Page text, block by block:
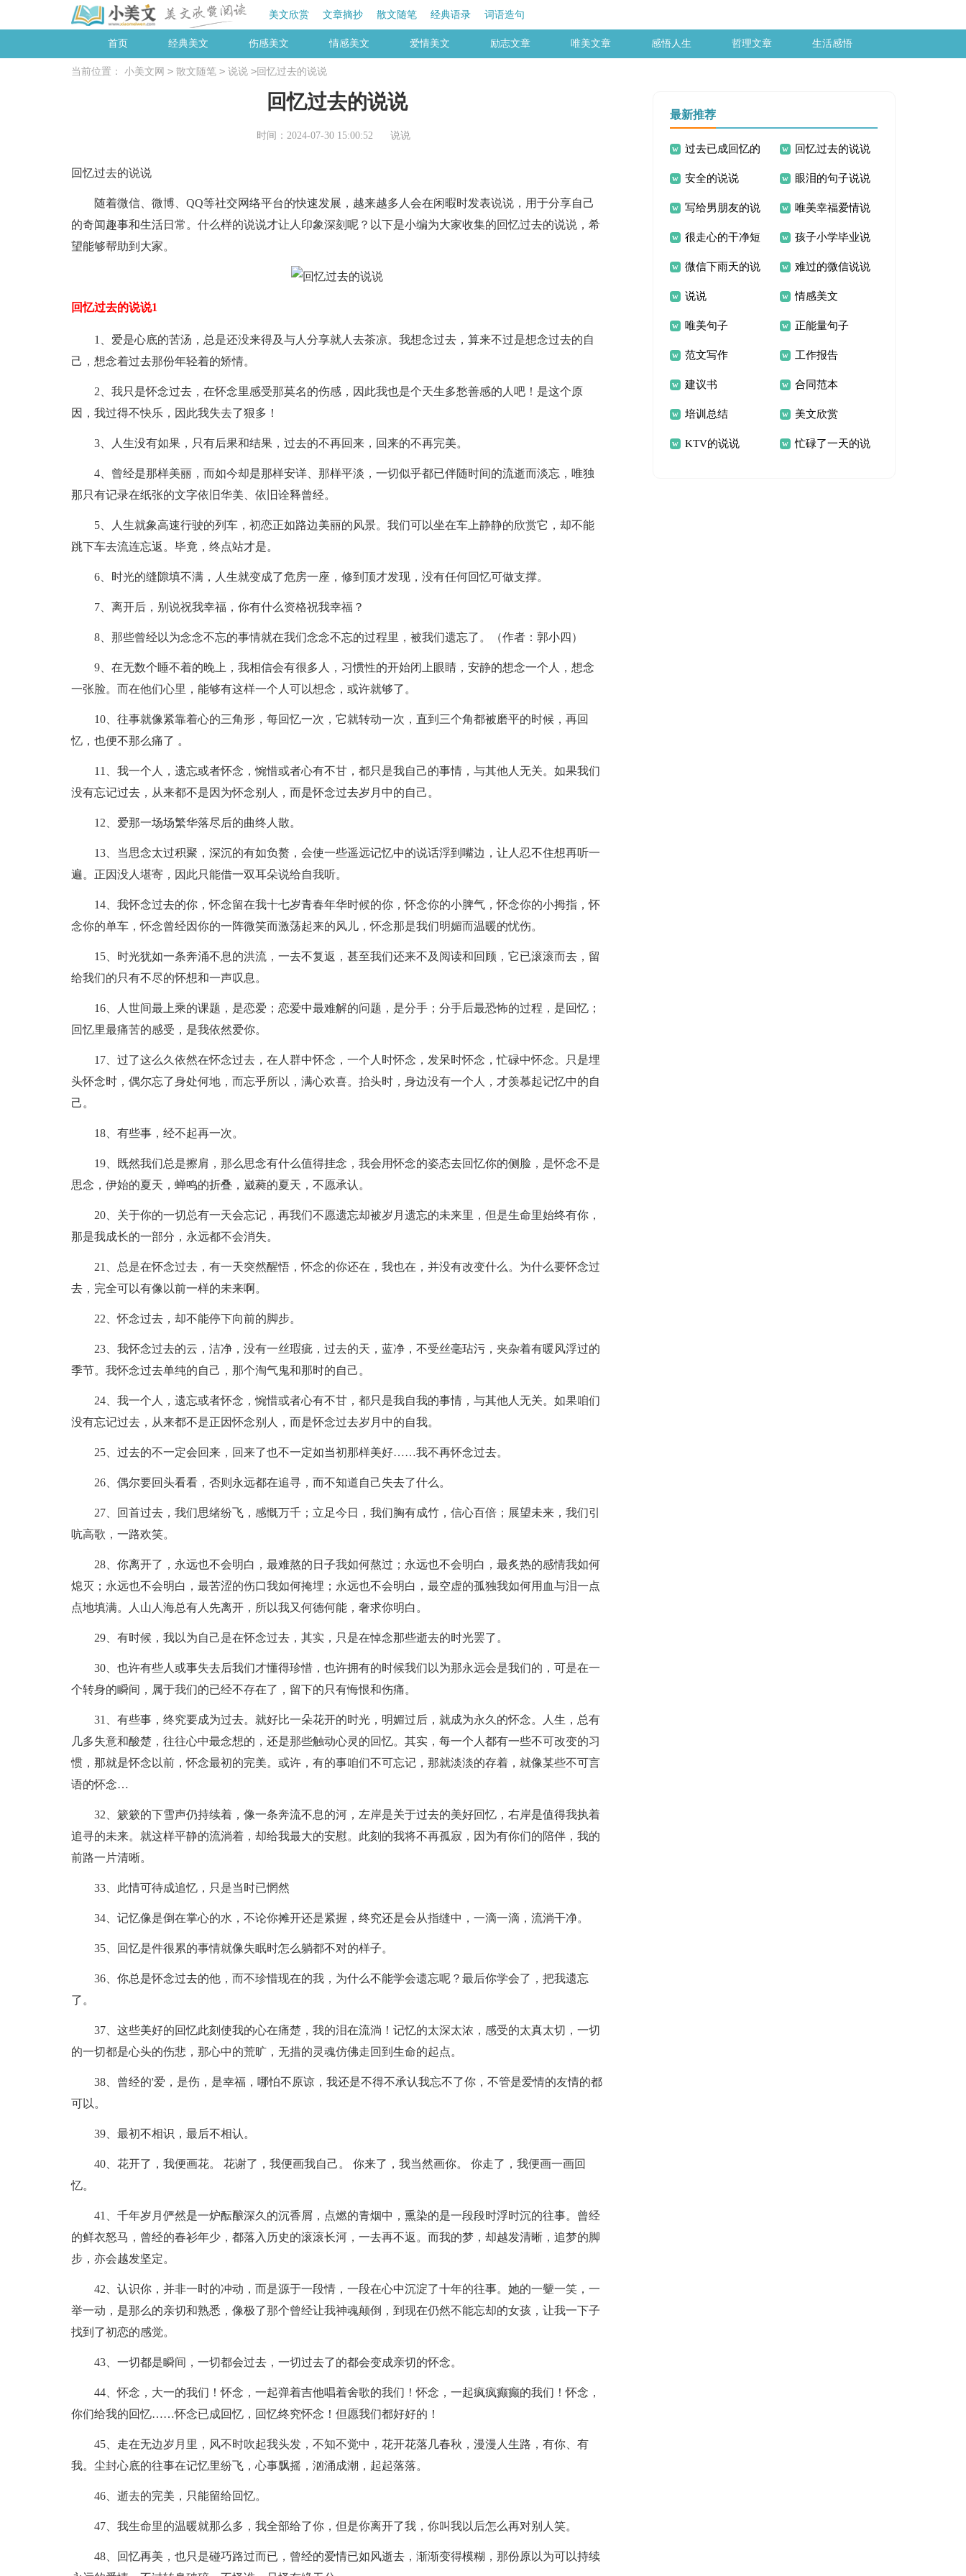
美文欣赏 文章摘抄 散文随笔 经典语录 词语造句
首页 经典美文 伤感美文 情感美文 爱情美文 励志文章 唯美文章 感悟人生 哲理文章 生活感悟
当前位置： 小美文网 > 散文随笔 > 说说 >回忆过去的说说
回忆过去的说说
时间：2024-07-30 15:00:52 说说
回忆过去的说说
随着微信、微博、QQ等社交网络平台的快速发展，越来越多人会在闲暇时发表说说，用于分享自己
的奇闻趣事和生活日常。什么样的说说才让人印象深刻呢？以下是小编为大家收集的回忆过去的说说，希
望能够帮助到大家。
回忆过去的说说1
1、爱是心底的苦汤，总是还没来得及与人分享就人去茶凉。我想念过去，算来不过是想念过去的自
己，想念着过去那份年轻着的矫情。
2、我只是怀念过去，在怀念里感受那莫名的伤感，因此我也是个天生多愁善感的人吧！是这个原
因，我过得不快乐，因此我失去了狠多！
3、人生没有如果，只有后果和结果，过去的不再回来，回来的不再完美。
4、曾经是那样美丽，而如今却是那样安详、那样平淡，一切似乎都已伴随时间的流逝而淡忘，唯独
那只有记录在纸张的文字依旧华美、依旧诠释曾经。
5、人生就象高速行驶的列车，初恋正如路边美丽的风景。我们可以坐在车上静静的欣赏它，却不能
跳下车去流连忘返。毕竟，终点站才是。
6、时光的缝隙填不满，人生就变成了危房一座，修到顶才发现，没有任何回忆可做支撑。
7、离开后，别说祝我幸福，你有什么资格祝我幸福？
8、那些曾经以为念念不忘的事情就在我们念念不忘的过程里，被我们遗忘了。（作者：郭小四）
9、在无数个睡不着的晚上，我相信会有很多人，习惯性的开始闭上眼睛，安静的想念一个人，想念
一张脸。而在他们心里，能够有这样一个人可以想念，或许就够了。
10、往事就像紧靠着心的三角形，每回忆一次，它就转动一次，直到三个角都被磨平的时候，再回
忆，也便不那么痛了 。
11、我一个人，遗忘或者怀念，惋惜或者心有不甘，都只是我自己的事情，与其他人无关。如果我们
没有忘记过去，从来都不是因为怀念别人，而是怀念过去岁月中的自己。
12、爱那一场场繁华落尽后的曲终人散。
13、当思念太过积聚，深沉的有如负赘，会使一些遥远记忆中的说话浮到嘴边，让人忍不住想再听一
遍。正因没人堪寄，因此只能借一双耳朵说给自我听。
14、我怀念过去的你，怀念留在我十七岁青春年华时候的你，怀念你的小脾气，怀念你的小拇指，怀
念你的单车，怀念曾经因你的一阵微笑而激荡起来的风儿，怀念那是我们明媚而温暖的忧伤。
15、时光犹如一条奔涌不息的洪流，一去不复返，甚至我们还来不及阅读和回顾，它已滚滚而去，留
给我们的只有不尽的怀想和一声叹息。
16、人世间最上乘的课题，是恋爱；恋爱中最难解的问题，是分手；分手后最恐怖的过程，是回忆；
回忆里最痛苦的感受，是我依然爱你。
17、过了这么久依然在怀念过去，在人群中怀念，一个人时怀念，发呆时怀念，忙碌中怀念。只是埋
头怀念时，偶尔忘了身处何地，而忘乎所以，满心欢喜。抬头时，身边没有一个人，才羡慕起记忆中的自
己。
18、有些事，经不起再一次。
19、既然我们总是擦肩，那么思念有什么值得挂念，我会用怀念的姿态去回忆你的侧脸，是怀念不是
思念，伊始的夏天，蝉鸣的折叠，崴蕤的夏天，不愿承认。
20、关于你的一切总有一天会忘记，再我们不愿遗忘却被岁月遗忘的未来里，但是生命里始终有你，
那是我成长的一部分，永远都不会消失。
21、总是在怀念过去，有一天突然醒悟，怀念的你还在，我也在，并没有改变什么。为什么要怀念过
去，完全可以有像以前一样的未来啊。
22、怀念过去，却不能停下向前的脚步。
23、我怀念过去的云，洁净，没有一丝瑕疵，过去的天，蓝净，不受丝毫玷污，夹杂着有暖风浮过的
季节。我怀念过去单纯的自己，那个淘气鬼和那时的自己。
24、我一个人，遗忘或者怀念，惋惜或者心有不甘，都只是我自我的事情，与其他人无关。如果咱们
没有忘记过去，从来都不是正因怀念别人，而是怀念过去岁月中的自我。
25、过去的不一定会回来，回来了也不一定如当初那样美好……我不再怀念过去。
26、偶尔要回头看看，否则永远都在追寻，而不知道自己失去了什么。
27、回首过去，我们思绪纷飞，感慨万千；立足今日，我们胸有成竹，信心百倍；展望未来，我们引
吭高歌，一路欢笑。
28、你离开了，永远也不会明白，最难熬的日子我如何熬过；永远也不会明白，最炙热的感情我如何
熄灭；永远也不会明白，最苦涩的伤口我如何掩埋；永远也不会明白，最空虚的孤独我如何用血与泪一点
点地填满。人山人海总有人先离开，所以我又何德何能，奢求你明白。
29、有时候，我以为自己是在怀念过去，其实，只是在悼念那些逝去的时光罢了。
30、也许有些人或事失去后我们才懂得珍惜，也许拥有的时候我们以为那永远会是我们的，可是在一
个转身的瞬间，属于我们的已经不存在了，留下的只有悔恨和伤痛。
31、有些事，终究要成为过去。就好比一朵花开的时光，明媚过后，就成为永久的怀念。人生，总有
几多失意和酸楚，往往心中最念想的，还是那些触动心灵的回忆。其实，每一个人都有一些不可改变的习
惯，那就是怀念以前，怀念最初的完美。或许，有的事咱们不可忘记，那就淡淡的存着，就像某些不可言
语的怀念…
32、簌簌的下雪声仍持续着，像一条奔流不息的河，左岸是关于过去的美好回忆，右岸是值得我执着
追寻的未来。就这样平静的流淌着，却给我最大的安慰。此刻的我将不再孤寂，因为有你们的陪伴，我的
前路一片清晰。
33、此情可待成追忆，只是当时已惘然
34、记忆像是倒在掌心的水，不论你摊开还是紧握，终究还是会从指缝中，一滴一滴，流淌干净。
35、回忆是件很累的事情就像失眠时怎么躺都不对的样子。
36、你总是怀念过去的他，而不珍惜现在的我，为什么不能学会遗忘呢？最后你学会了，把我遗忘
了。
37、这些美好的回忆此刻使我的心在痛楚，我的泪在流淌！记忆的太深太浓，感受的太真太切，一切
的一切都是心头的伤悲，那心中的荒旷，无措的灵魂仿佛走回到生命的起点。
38、曾经的'爱，是伤，是幸福，哪怕不原谅，我还是不得不承认我忘不了你，不管是爱情的友情的都
可以。
39、最初不相识，最后不相认。
40、花开了，我便画花。 花谢了，我便画我自己。 你来了，我当然画你。 你走了，我便画一画回
忆。
41、千年岁月俨然是一炉酝酿深久的沉香屑，点燃的青烟中，熏染的是一段段时浮时沉的往事。曾经
的鲜衣怒马，曾经的春衫年少，都落入历史的滚滚长河，一去再不返。而我的梦，却越发清晰，追梦的脚
步，亦会越发坚定。
42、认识你，并非一时的冲动，而是源于一段情，一段在心中沉淀了十年的往事。她的一颦一笑，一
举一动，是那么的亲切和熟悉，像极了那个曾经让我神魂颠倒，到现在仍然不能忘却的女孩，让我一下子
找到了初恋的感觉。
43、一切都是瞬间，一切都会过去，一切过去了的都会变成亲切的怀念。
44、怀念，大一的我们！怀念，一起弹着吉他唱着舍歌的我们！怀念，一起疯疯癫癫的我们！怀念，
你们给我的回忆……怀念已成回忆，回忆终究怀念！但愿我们都好好的！
45、走在无边岁月里，风不时吹起我头发，不知不觉中，花开花落几春秋，漫漫人生路，有你、有
我。尘封心底的往事在记忆里纷飞，心事飘摇，汹涌成潮，起起落落。
46、逝去的完美，只能留给回忆。
47、我生命里的温暖就那么多，我全部给了你，但是你离开了我，你叫我以后怎么再对别人笑。
48、回忆再美，也只是碰巧路过而已，曾经的爱情已如风逝去，渐渐变得模糊，那份原以为可以持续
最新推荐
过去已成回忆的
说说
回忆过去的说说
安全的说说 眼泪的句子说说
心
写给男朋友的说
说
唯美幸福爱情说
说
很走心的干净短
句心情说说
孩子小学毕业说
说
微信下雨天的说
说
难过的微信说说
说说 情感美文
唯美句子 正能量句子
范文写作 工作报告
建议书 合同范本
培训总结 美文欣赏
KTV的说说 忙碌了一天的说